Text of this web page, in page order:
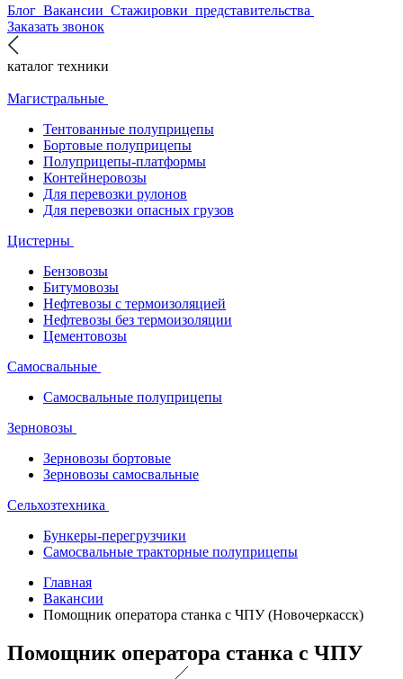
Блог Вакансии Стажировки представительства
Заказать звонок
каталог техники
Магистральные
Тентованные полуприцепы
Бортовые полуприцепы
Полуприцепы-платформы
Контейнеровозы
Для перевозки рулонов
Для перевозки опасных грузов
Цистерны
Бензовозы
Битумовозы
Нефтевозы с термоизоляцией
Нефтевозы без термоизоляции
Цементовозы
Самосвальные
Самосвальные полуприцепы
Зерновозы
Зерновозы бортовые
Зерновозы самосвальные
Сельхозтехника
Бункеры-перегрузчики
Самосвальные тракторные полуприцепы
Главная
Вакансии
Помощник оператора станка с ЧПУ (Новочеркасск)
Помощник оператора станка с ЧПУ